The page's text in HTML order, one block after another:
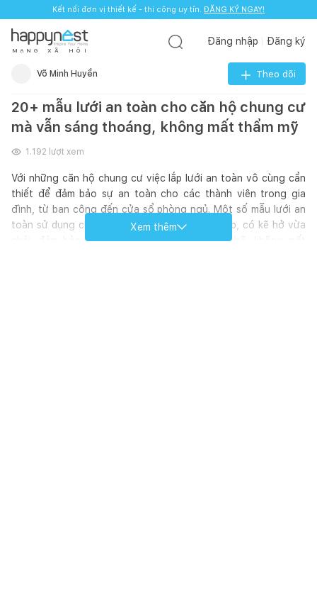
Kết nối đơn vị thiết kế - thi công uy tín. ĐĂNG KÝ NGAY!
M Ạ N G X Ã H Ộ I
Đăng nhập Đăng ký
Võ Minh Huyền Theo dõi
20+ mẫu lưới an toàn cho căn hộ chung cư
mà vẫn sáng thoáng, không mất thẩm mỹ
1.192 lượt xem
Với những căn hộ chung cư việc lắp lưới an toàn vô cùng cần
thiết để đảm bảo sự an toàn cho các thành viên trong gia
đình, từ ban công đến cửa sổ phòng ngủ. Một số mẫu lưới an
toàn sử dụng chủ yếu hiện nay là loại lưới thép, có kẽ hở vừa
phải, đảm bảo ánh sáng, thông gió cho căn hộ, không mất
Xem thêm